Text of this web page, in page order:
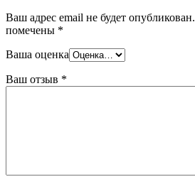
Ваш адрес email не будет опубликован.
помечены *
Ваша оценка
Ваш отзыв *